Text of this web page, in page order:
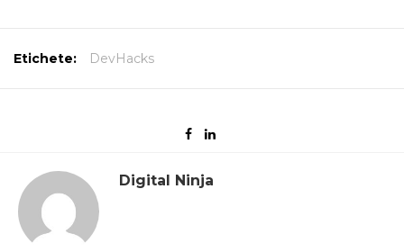
Etichete: DevHacks
Digital Ninja